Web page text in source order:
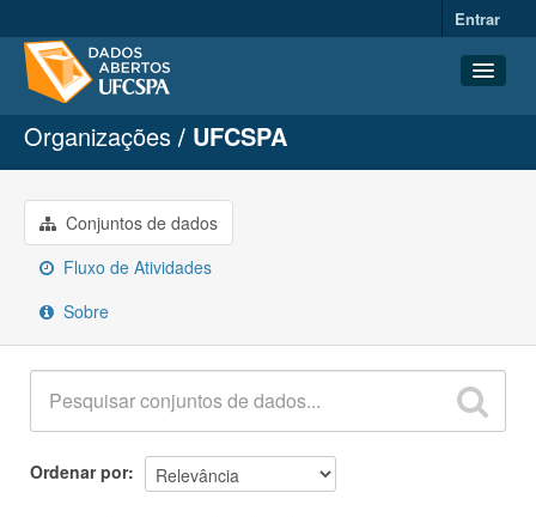
Entrar
Conjuntos de dados
Organizações
Grupos
Sobre
Organizações UFCSPA
Conjuntos de dados
Fluxo de Atividades
Sobre
Ordenar por